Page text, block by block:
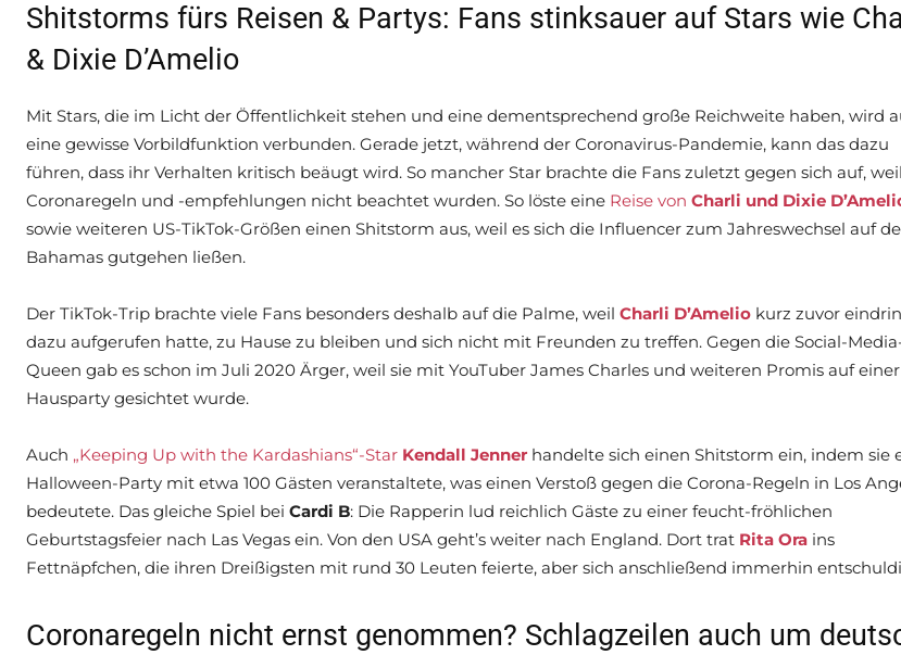
Shitstorms fürs Reisen & Partys: Fans stinksauer auf Stars wie
& Dixie D’Amelio
Mit Stars, die im Licht der Öffentlichkeit stehen und eine dementsprechend große Reichweite haben, wird
eine gewisse Vorbildfunktion verbunden. Gerade jetzt, während der Coronavirus-Pandemie, kann das dazu
führen, dass ihr Verhalten kritisch beäugt wird. So mancher Star brachte die Fans zuletzt gegen sich auf, weil
Coronaregeln und -empfehlungen nicht beachtet wurden. So löste eine Reise von Charli und Dixie
sowie weiteren US-TikTok-Größen einen Shitstorm aus, weil es sich die Influencer zum Jahreswechsel auf
Bahamas gutgehen ließen.
Der TikTok-Trip brachte viele Fans besonders deshalb auf die Palme, weil Charli D’Amelio kurz zuvor
dazu aufgerufen hatte, zu Hause zu bleiben und sich nicht mit Freunden zu treffen. Gegen die Social-
Queen gab es schon im Juli 2020 Ärger, weil sie mit YouTuber James Charles und weiteren Promis auf einer
Hausparty gesichtet wurde.
Auch „Keeping Up with the Kardashians“-Star Kendall Jenner handelte sich einen Shitstorm ein, indem sie
Halloween-Party mit etwa 100 Gästen veranstaltete, was einen Verstoß gegen die Corona-Regeln in Los
bedeutete. Das gleiche Spiel bei Cardi B: Die Rapperin lud reichlich Gäste zu einer feucht-fröhlichen
Geburtstagsfeier nach Las Vegas ein. Von den USA geht’s weiter nach England. Dort trat Rita Ora ins
Fettnäpfchen, die ihren Dreißigsten mit rund 30 Leuten feierte, aber sich anschließend immerhin
Coronaregeln nicht ernst genommen? Schlagzeilen auch um